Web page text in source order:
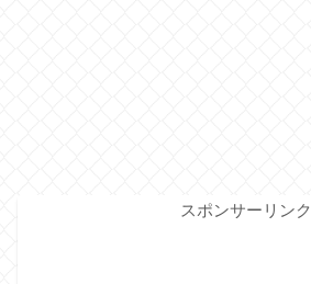
スポンサーリンク